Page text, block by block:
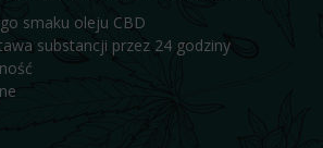
smaku oleju CBD
substancji przez 24 godziny